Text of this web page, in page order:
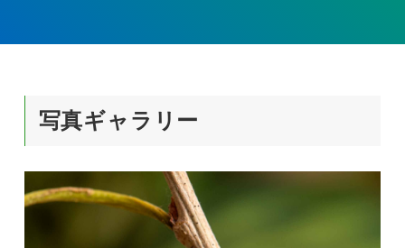
写真ギャラリー